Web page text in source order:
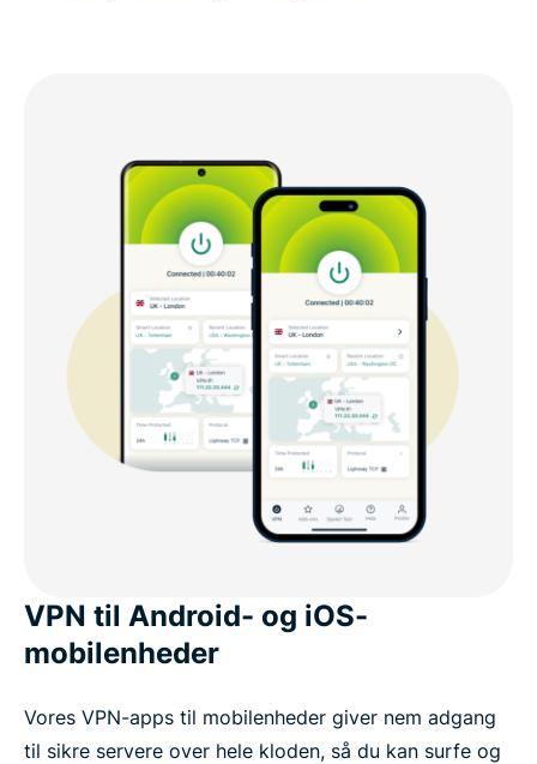
VPN til Android- og iOS-
mobilenheder
Vores VPN-apps til mobilenheder giver nem adgang
til sikre servere over hele kloden, så du kan surfe og